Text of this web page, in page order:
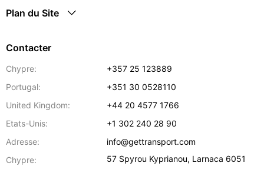
Plan du Site
Contacter
Chypre:
+357 25 123889
Portugal:
+351 30 0528110
United Kingdom:
+44 20 4577 1766
Etats-Unis:
+1 302 240 28 90
Adresse:
info@gettransport.com
Chypre:
57 Spyrou Kyprianou, Larnaca 6051